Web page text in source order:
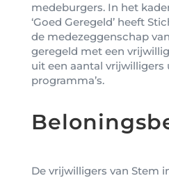
medeburgers. In het
‘Goed Geregeld’ heeft
de medezeggenschap
geregeld met een
uit een aantal vrijwilligers
programma’s.
De vrijwilligers van Stem